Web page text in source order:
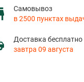
Самовывоз
в 2500 пунктах
Доставка бесплатно
завтра 09 августа